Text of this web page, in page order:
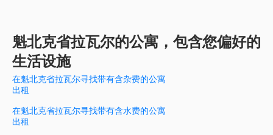
魁北克省拉瓦尔的公寓，包含您偏好的
生活设施
在魁北克省拉瓦尔寻找带有含杂费的公寓
出租
在魁北克省拉瓦尔寻找带有含水费的公寓
出租